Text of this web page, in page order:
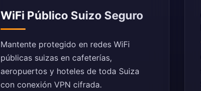
WiFi Público Suizo Seguro
Mantente protegido en redes WiFi
públicas suizas en cafeterías,
aeropuertos y hoteles de toda Suiza
con conexión VPN cifrada.